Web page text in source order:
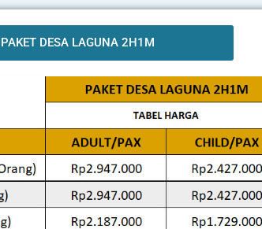
DESA LAGUNA 2H1M